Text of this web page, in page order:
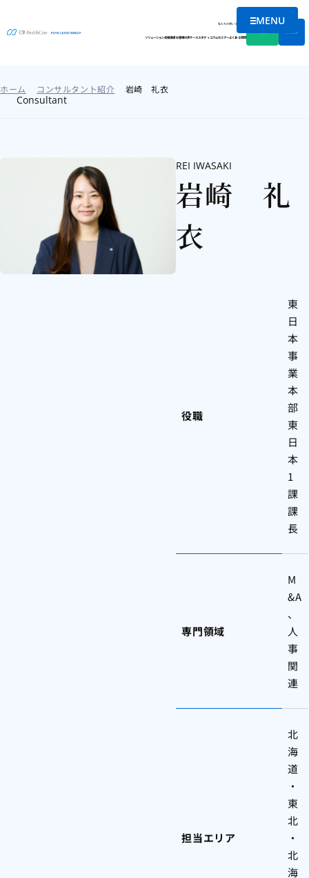
メニュー
MENU
私たちの想い会社情報
ソリューション支援実績お客様の声ケーススタディコラムセミナーよくある質問
ホーム コンサルタント紹介 岩崎 礼衣
Consultant
REI IWASAKI
岩崎 礼
衣
役職
東
日
本
事
業
本
部
東
日
本
1
課
課
長
専門領域
M
&A
、
人
事
関
連
担当エリア
北
海
道
・
東
北
・
北
海